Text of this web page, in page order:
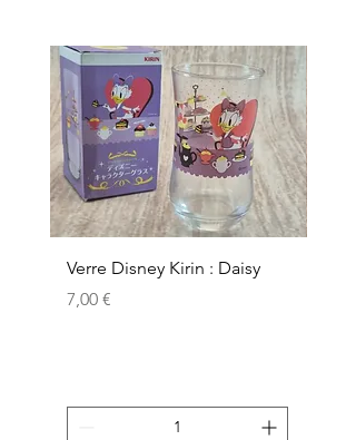
Verre Disney Kirin : Daisy
Prix
7,00 €